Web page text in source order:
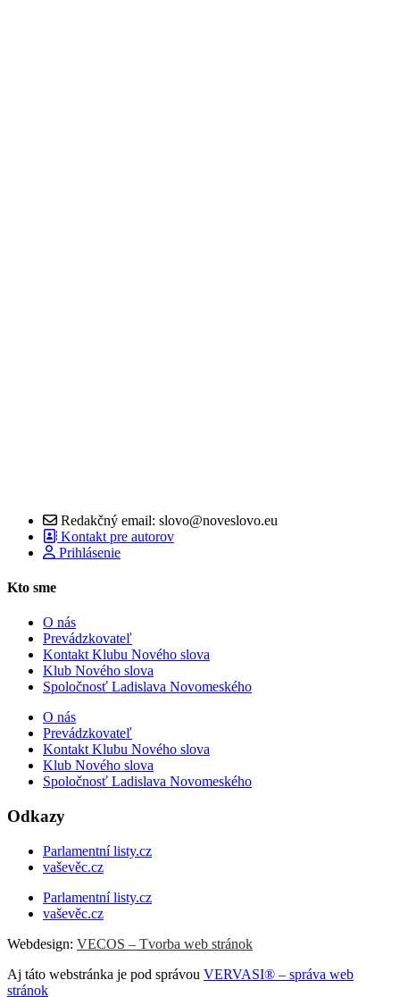
Redakčný email: slovo@noveslovo.eu
Kontakt pre autorov
Prihlásenie
Kto sme
O nás
Prevádzkovateľ
Kontakt Klubu Nového slova
Klub Nového slova
Spoločnosť Ladislava Novomeského
O nás
Prevádzkovateľ
Kontakt Klubu Nového slova
Klub Nového slova
Spoločnosť Ladislava Novomeského
Odkazy
Parlamentní listy.cz
vaševěc.cz
Parlamentní listy.cz
vaševěc.cz
Webdesign: VECOS – Tvorba web stránok
Aj táto webstránka je pod správou VERVASI® – správa web
stránok